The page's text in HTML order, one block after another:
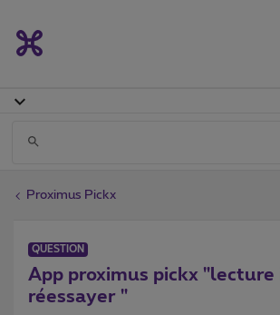
Proximus Pickx
QUESTION
App proximus pickx "lecture
réessayer "